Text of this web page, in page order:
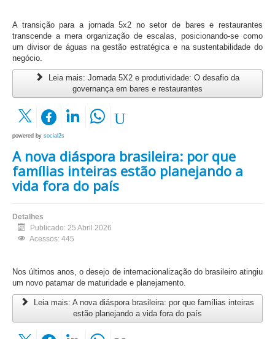
A transição para a jornada 5x2 no setor de bares e restaurantes
transcende a mera organização de escalas, posicionando-se como
um divisor de águas na gestão estratégica e na sustentabilidade do
negócio.
Leia mais: Jornada 5X2 e produtividade: O desafio da
governança em bares e restaurantes
powered by social2s
A nova diáspora brasileira: por que
famílias inteiras estão planejando a
vida fora do país
Detalhes
Publicado: 25 Abril 2026
Acessos: 445
Nos últimos anos, o desejo de internacionalização do brasileiro atingiu
um novo patamar de maturidade e planejamento.
Leia mais: A nova diáspora brasileira: por que famílias inteiras
estão planejando a vida fora do país